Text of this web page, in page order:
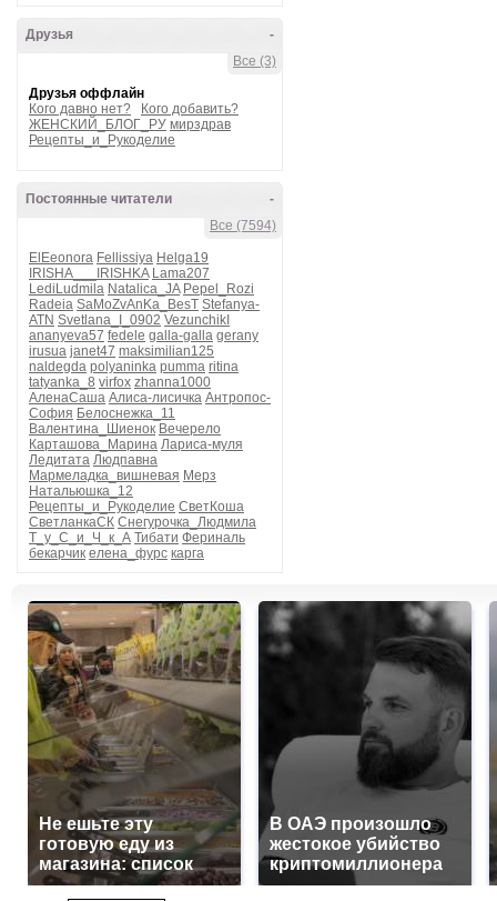
-
Друзья
Все (3)
Друзья оффлайн
Кого давно нет?
Кого добавить?
ЖЕНСКИЙ_БЛОГ_РУ мирздрав
Рецепты_и_Рукоделие
-
Постоянные читатели
Все (7594)
ElEeonora Fellissiya Helga19
IRISHA___IRISHKA Lama207
LediLudmila Natalica_JA Pepel_Rozi
Radeia SaMoZvAnKa_BesT Stefanya-
ATN Svetlana_I_0902 VezunchikI
ananyeva57 fedele galla-galla gerany
irusua janet47 maksimilian125
naldegda polyaninka pumma ritina
tatyanka_8 virfox zhanna1000
АленаСаша Алиса-лисичка Антропос-
София Белоснежка_11
Валентина_Шиенок Вечерело
Карташова_Марина Лариса-муля
Ледитата Людпавна
Мармеладка_вишневая Мерз
Натальюшка_12
Рецепты_и_Рукоделие СветКоша
СветланкаСК Снегурочка_Людмила
Т_у_С_и_Ч_к_А Тибати Фериналь
бекарчик елена_фурс карга
Не ешьте эту
готовую еду из
магазина: список
В ОАЭ произошло
жестокое убийство
криптомиллионера